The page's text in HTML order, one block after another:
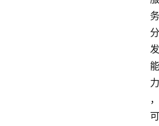
务
分
发
能
力
，
可